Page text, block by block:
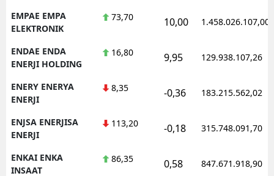
EMPAE EMPA
ELEKTRONIK
73,70 10,00 1.458.026.107,00
ENDAE ENDA
ENERJI HOLDING
16,80 9,95 129.938.107,26
ENERY ENERYA
ENERJI
8,35 -0,36 183.215.562,02
ENJSA ENERJISA
ENERJI
113,20 -0,18 315.748.091,70
ENKAI ENKA
INSAAT
86,35 0,58 847.671.918,90